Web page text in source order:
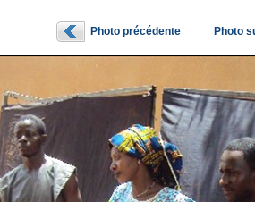
Photo précédente Photo